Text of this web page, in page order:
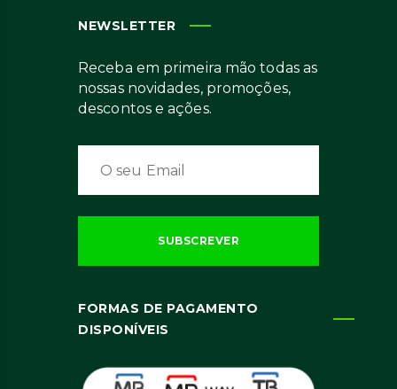
NEWSLETTER
Receba em primeira mão todas as
nossas novidades, promoções,
descontos e ações.
FORMAS DE PAGAMENTO
DISPONÍVEIS